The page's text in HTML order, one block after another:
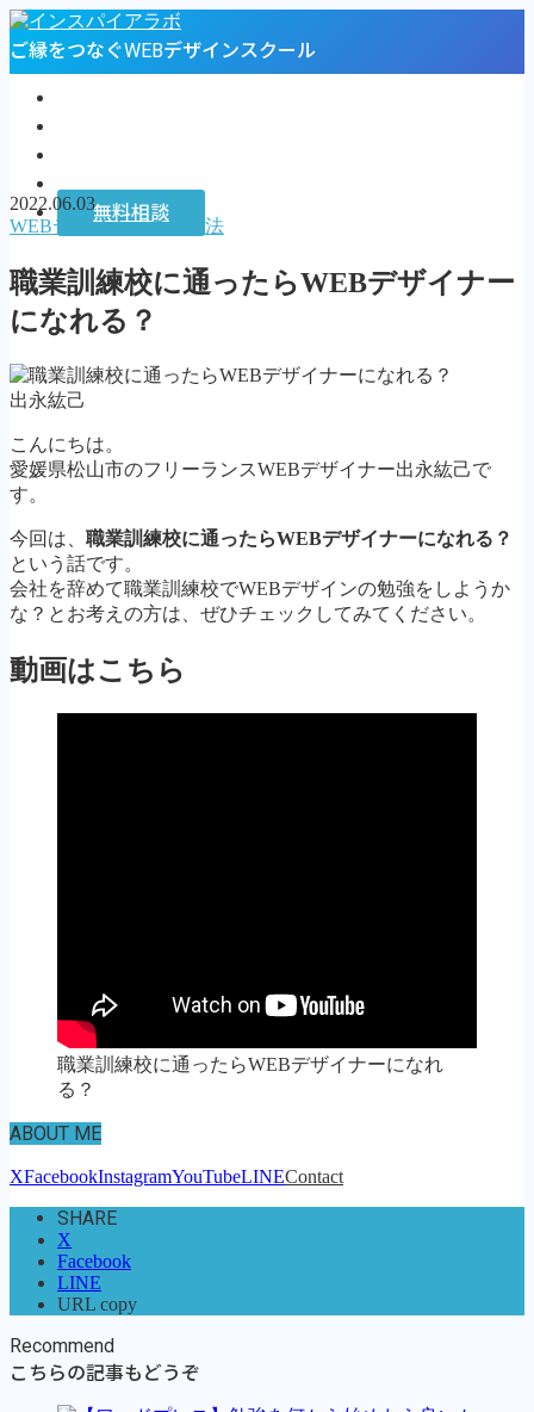
ご縁をつなぐWEBデザインスクール
インスパイアラボ
無料相談
トップページ
プロフィール
お客様の声
インスパイアラボ
無料相談
Follow Me
2022.06.03
WEBデザイナーの勉強法
職業訓練校に通ったらWEBデザイナー
になれる？
出永紘己
こんにちは。
愛媛県松山市のフリーランスWEBデザイナー出永紘己で
す。
今回は、 職業訓練校に通ったらWEBデザイナーになれる？
という話です。
会社を辞めて職業訓練校でWEBデザインの勉強をしようか
な？とお考えの方は、ぜひチェックしてみてください。
動画はこちら
職業訓練校に通ったらWEBデザイナーになれ
る？
ABOUT ME
XFacebookInstagramYouTubeLINEContact
SHARE
X
Facebook
LINE
URL copy
Recommend
こちらの記事もどうぞ